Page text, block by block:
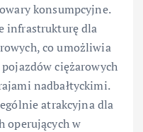
konsumpcyjne.
infrastrukturę dla
co umożliwia
ciężarowych
nadbałtyckimi.
atrakcyjna dla
operujących w